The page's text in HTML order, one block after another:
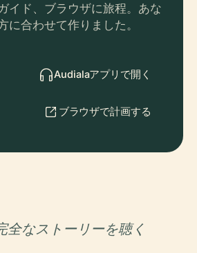
イド、ブラウザに旅程。あな
に合わせて作りました。
Audialaアプリで開く
ブラウザで計画する
全なストーリーを聴く